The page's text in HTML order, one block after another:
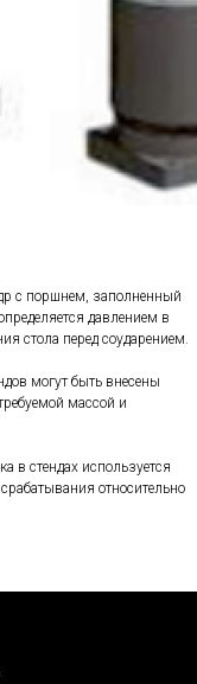
с поршнем, заполненный
давлением в
стола перед соударением.
могут быть внесены
массой и
в стендах используется
относительно